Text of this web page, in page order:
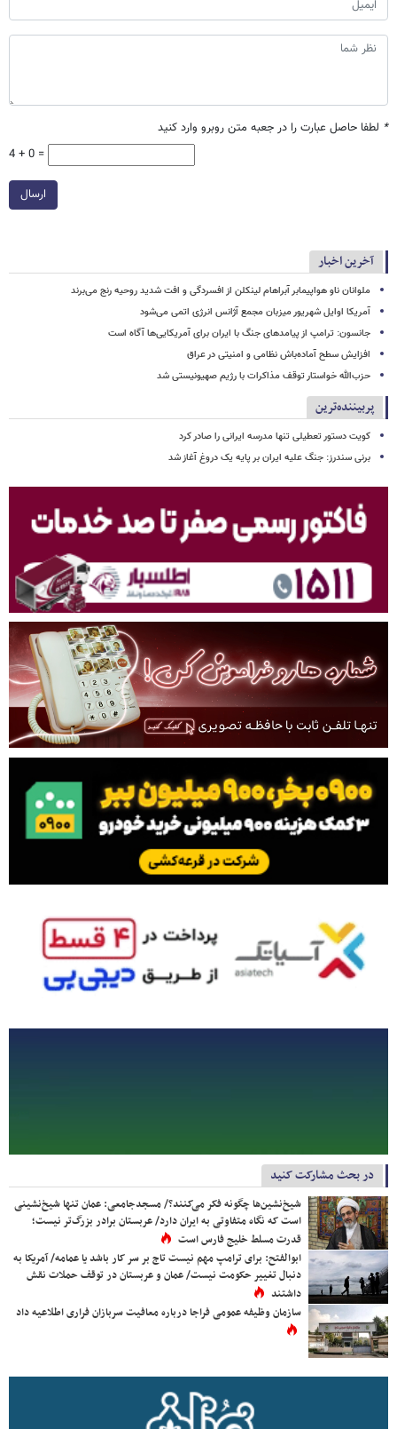
* لطفا حاصل عبارت را در جعبه متن روبرو وارد کنید
4 + 0 =
ارسال
آخرین اخبار
ملوانان ناو هواپیمابر آبراهام لینکلن از افسردگی و افت شدید روحیه رنج می‌برند
آمریکا اوایل شهریور میزبان مجمع آژانس انرژی اتمی می‌شود
جانسون: ترامپ از پیامدهای جنگ با ایران برای آمریکایی‌ها آگاه است
افزایش سطح آماده‌باش نظامی و امنیتی در عراق
حزب‌الله خواستار توقف مذاکرات با رژیم صهیونیستی شد
پربیننده‌ترین
کویت دستور تعطیلی تنها مدرسه ایرانی را صادر کرد
برنی سندرز: جنگ علیه ایران بر پایه یک دروغ آغاز شد
در بحث مشارکت کنید
شیخ‌نشین‌ها چگونه فکر می‌کنند؟/ مسجدجامعی: عمان تنها شیخ‌نشینی
است که نگاه متفاوتی به ایران دارد/ عربستان برادر بزرگ‌تر نیست؛
قدرت مسلط خلیج فارس است
ابوالفتح: برای ترامپ مهم نیست تاج بر سر کار باشد یا عمامه/ آمریکا به
دنبال تغییر حکومت نیست/ عمان و عربستان در توقف حملات نقش
داشتند
سازمان وظیفه عمومی فراجا درباره معافیت سربازان فراری اطلاعیه داد